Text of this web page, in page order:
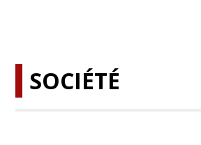
SOCIÉTÉ